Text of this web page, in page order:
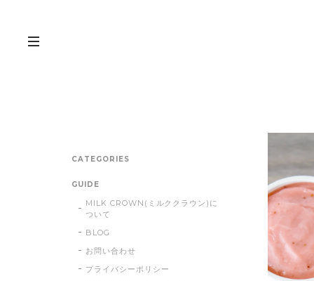
CATEGORIES
GUIDE
MILK CROWN(ミルククラウン)に
ついて
BLOG
お問い合わせ
プライバシーポリシー